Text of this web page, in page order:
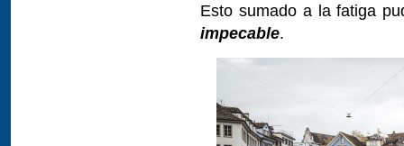
Esto sumado a la fatiga
impecable.